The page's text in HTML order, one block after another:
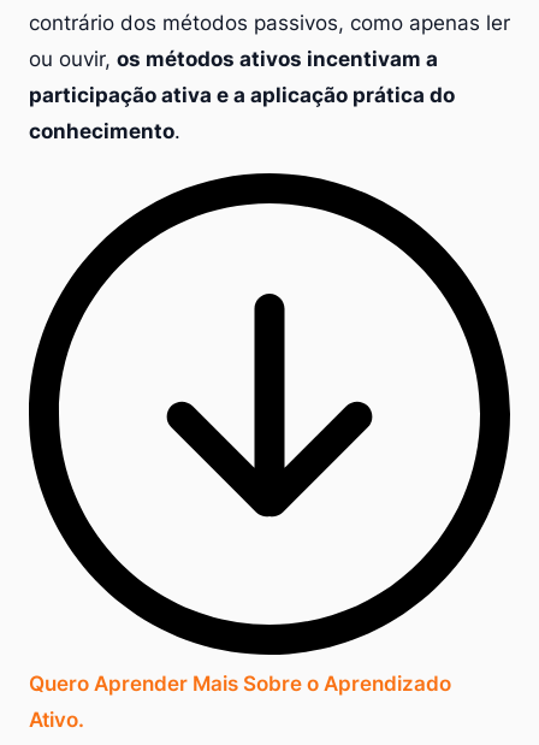
contrário dos métodos passivos, como apenas ler
ou ouvir, os métodos ativos incentivam a
participação ativa e a aplicação prática do
conhecimento.
Quero Aprender Mais Sobre o Aprendizado
Ativo.